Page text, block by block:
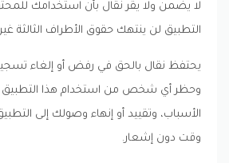
لا يضمن ولا يقر نقال بأن استخدامك
التطبيق لن ينتهك حقوق الأطراف الثالثة غير
يحتفظ نقال بالحق في رفض أو إلغاء
وحظر أي شخص من استخدام هذا
الأسباب، وتقييد أو إنهاء وصولك إلى
وقت دون إشعار.